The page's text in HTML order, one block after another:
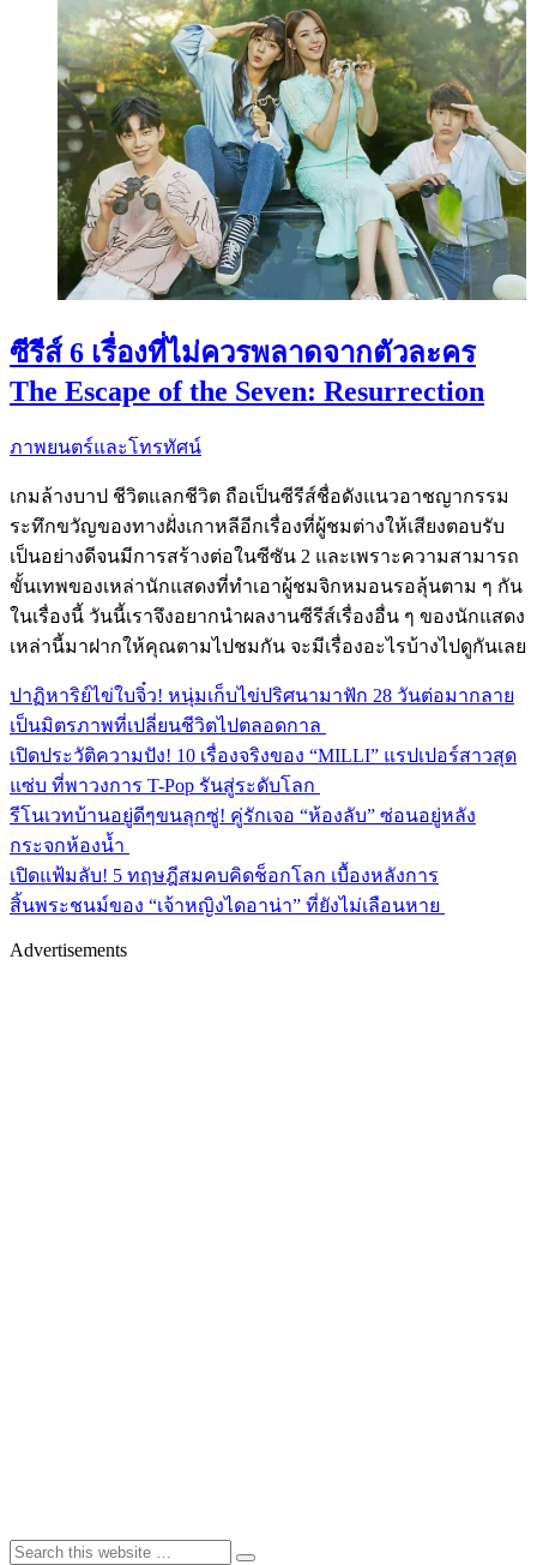
ซีรีส์ 6 เรื่องที่ไม่ควรพลาดจากตัวละคร
The Escape of the Seven: Resurrection
ภาพยนตร์และโทรทัศน์
เกมล้างบาป ชีวิตแลกชีวิต ถือเป็นซีรีส์ชื่อดังแนวอาชญากรรม
ระทึกขวัญของทางฝั่งเกาหลีอีกเรื่องที่ผู้ชมต่างให้เสียงตอบรับ
เป็นอย่างดีจนมีการสร้างต่อในซีซัน 2 และเพราะความสามารถ
ขั้นเทพของเหล่านักแสดงที่ทำเอาผู้ชมจิกหมอนรอลุ้นตาม ๆ กัน
ในเรื่องนี้ วันนี้เราจึงอยากนำผลงานซีรีส์เรื่องอื่น ๆ ของนักแสดง
เหล่านี้มาฝากให้คุณตามไปชมกัน จะมีเรื่องอะไรบ้างไปดูกันเลย
ปาฏิหาริย์ไข่ใบจิ๋ว! หนุ่มเก็บไข่ปริศนามาฟัก 28 วันต่อมากลาย
เป็นมิตรภาพที่เปลี่ยนชีวิตไปตลอดกาล
เปิดประวัติความปัง! 10 เรื่องจริงของ “MILLI” แรปเปอร์สาวสุด
แซ่บ ที่พาวงการ T-Pop รันสู่ระดับโลก
รีโนเวทบ้านอยู่ดีๆขนลุกซู่! คู่รักเจอ “ห้องลับ” ซ่อนอยู่หลัง
กระจกห้องน้ำ
เปิดแฟ้มลับ! 5 ทฤษฎีสมคบคิดช็อกโลก เบื้องหลังการ
สิ้นพระชนม์ของ “เจ้าหญิงไดอาน่า” ที่ยังไม่เลือนหาย
Advertisements